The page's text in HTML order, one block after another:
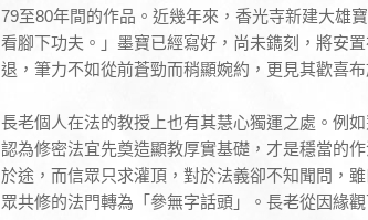
79至80年間的作品。近幾年來，香光寺新建大雄
看腳下功夫。」墨寶已經寫好，尚未鐫刻，將安
退，筆力不如從前蒼勁而稍顯婉約，更見其歡喜布
長老個人在法的教授上也有其慧心獨運之處。例
認為修密法宜先奠造顯教厚實基礎，才是穩當的
於途，而信眾只求灌頂，對於法義卻不知聞問，
眾共修的法門轉為「參無字話頭」。長老從因緣